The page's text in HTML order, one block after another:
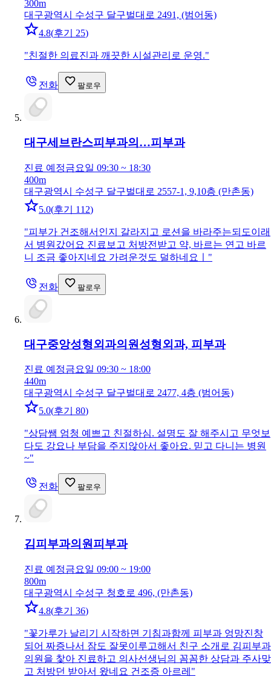
300m
대구광역시 수성구 달구벌대로 2491, (범어동)
4.8(후기 25)
"친절한 의료진과 깨끗한 시설관리로 운영."
전화 팔로우
대구세브란스피부과의…피부과
진료 예정금요일 09:30 ~ 18:30
400m
대구광역시 수성구 달구벌대로 2557-1, 9,10층 (만촌동)
5.0(후기 112)
"피부가 건조해서인지 갈라지고 로션을 바라주는되도이래
서 병원갔어요 진료보고 처방전받고 약, 바르는 연고 바르
니 조금 좋아지네요 가려운것도 덜하네요ㅣ "
전화 팔로우
대구중앙성형외과의원 성형외과, 피부과
진료 예정금요일 09:30 ~ 18:00
440m
대구광역시 수성구 달구벌대로 2477, 4층 (범어동)
5.0(후기 80)
"상담쌤 엄청 예쁘고 친절하심. 설명도 잘 해주시고 무엇보
다도 강요나 부담을 주지않아서 좋아요. 믿고 다니는 병원
~"
전화 팔로우
김피부과의원 피부과
진료 예정금요일 09:00 ~ 19:00
800m
대구광역시 수성구 청호로 496, (만촌동)
4.8(후기 36)
"꽃가루가 날리기 시작하면 기침과함께 피부과 엉망진창
되어 짜증나서 잠도 잘못이루고해서 친구 소개로 김피부과
의원을 찿아 진료하고 의사선생님의 꼼꼼한 상담과 주사맞
고 처방던 받아서 왔네요 건조증 아르레 "